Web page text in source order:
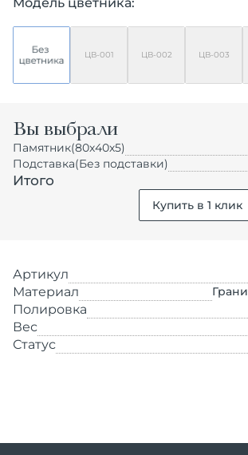
ЦВ-001 ЦВ-002 ЦВ-003
Вы выбрали
Памятник(80х40х5)
Подставка(Без подставки)
Итого
Купить в 1 клик
Артикул
Материал
Полировка
Вес
Статус